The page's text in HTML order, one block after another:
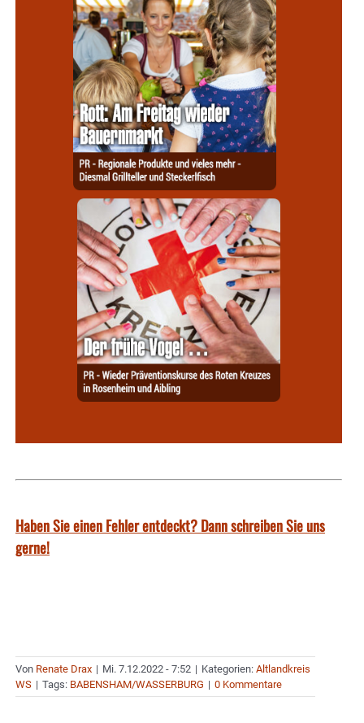
Haben Sie einen Fehler entdeckt? Dann schreiben Sie uns
gerne!
Von Renate Drax | Mi. 7.12.2022 - 7:52 | Kategorien: Altlandkreis
WS | Tags: BABENSHAM/WASSERBURG | 0 Kommentare